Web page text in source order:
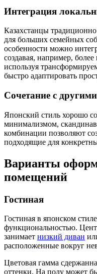
Интеграция
Казахстанцы
для больших семейных
особенности можно
создавая, например,
используя
быстро адаптировать
Сочетание с
Японский стиль хорошо
минимализмом,
комбинации позволяют
подходящие для
Варианты
помещений
Гостиная
Гостиная в японском
функциональностью.
занимает низкий диван
расположенные вокруг
Цветовая гамма
оттенки. На полу может